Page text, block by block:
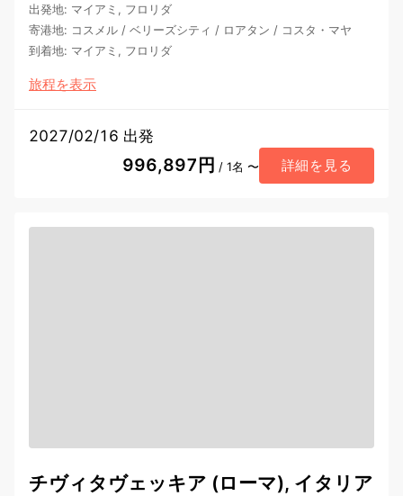
出発地: マイアミ, フロリダ
寄港地: コスメル / ベリーズシティ / ロアタン / コスタ・マヤ
到着地: マイアミ, フロリダ
旅程を表示
2027/02/16 出発
996,897円 / 1名 〜 詳細を見る
チヴィタヴェッキア (ローマ), イタリア